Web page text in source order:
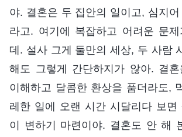
야. 결혼은 두 집안의 일이고, 심지
라고. 여기에 복잡하고 어려운 문
데. 설사 그게 둘만의 세상, 두 사람
해도 그렇게 간단하지가 않아. 결
이해하고 달콤한 환상을 품더라도,
레한 일에 오랜 시간 시달리다 보면
이 변하기 마련이야. 결혼도 안 해